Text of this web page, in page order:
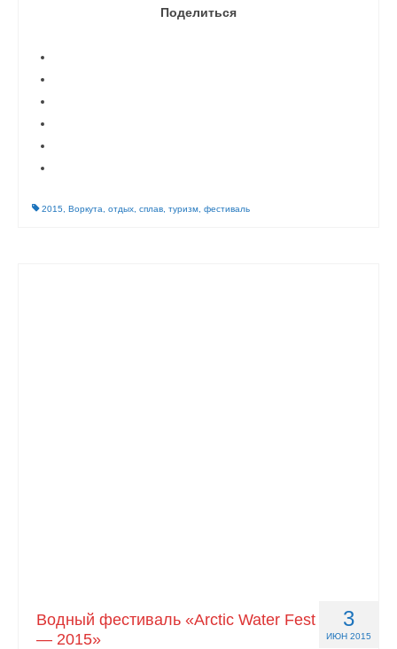
Поделиться
2015 Воркута отдых сплав туризм фестиваль
3
ИЮН 2015
Водный фестиваль «Arctic Water Fest
— 2015»